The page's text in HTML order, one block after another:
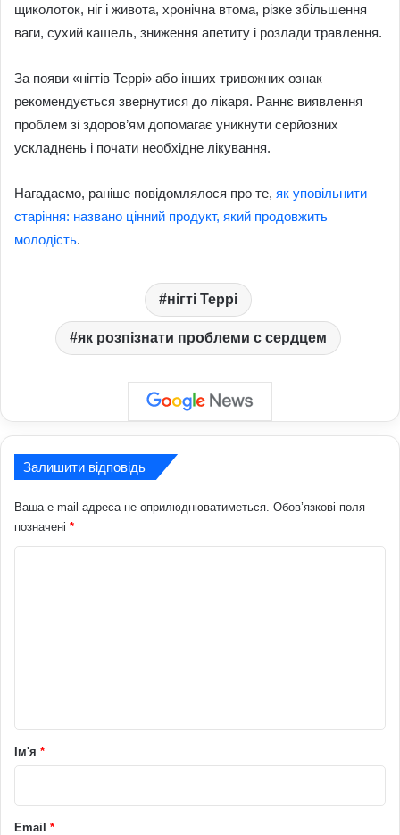
щиколоток, ніг і живота, хронічна втома, різке збільшення
ваги, сухий кашель, зниження апетиту і розлади травлення.
За появи «нігтів Террі» або інших тривожних ознак
рекомендується звернутися до лікаря. Раннє виявлення
проблем зі здоров’ям допомагає уникнути серйозних
ускладнень і почати необхідне лікування.
Нагадаємо, раніше повідомлялося про те, як уповільнити
старіння: названо цінний продукт, який продовжить
молодість.
нігті Террі
як розпізнати проблеми с сердцем
Залишити відповідь
Ваша e-mail адреса не оприлюднюватиметься. Обов’язкові поля
позначені *
рІм'я *
Email *